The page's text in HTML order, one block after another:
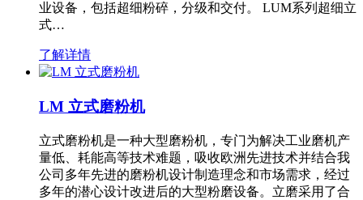
业设备，包括超细粉碎，分级和交付。 LUM系列超细立
式…
了解详情
LM 立式磨粉机
立式磨粉机是一种大型磨粉机，专门为解决工业磨机产
量低、耗能高等技术难题，吸收欧洲先进技术并结合我
公司多年先进的磨粉机设计制造理念和市场需求，经过
多年的潜心设计改进后的大型粉磨设备。立磨采用了合